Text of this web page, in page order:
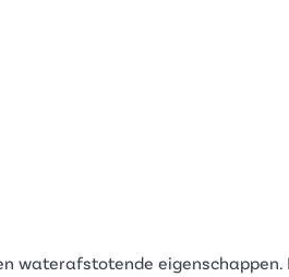
waterafstotende eigenschappen.